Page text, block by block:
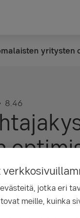
8.46
–
jotka eri
meille, kuinka